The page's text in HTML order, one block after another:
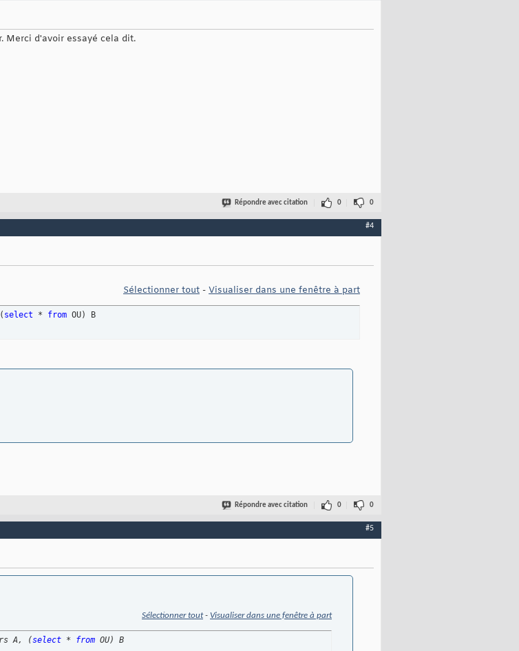
Merci d'avoir essayé cela dit.
Répondre avec citation 0 0
#4
Sélectionner tout - Visualiser dans une fenêtre à part
( select * from OU) B
Répondre avec citation 0 0
#5
Sélectionner tout- Visualiser dans une fenêtre à part
A, (select * from OU) B